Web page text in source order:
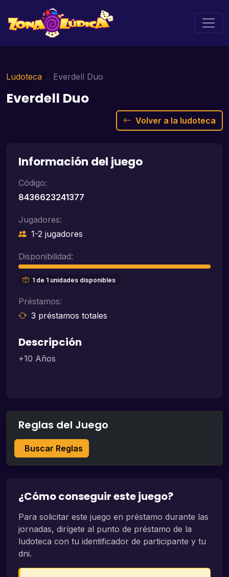
Ludoteca Everdell Duo
Everdell Duo
Volver a la ludoteca
Información del juego
Código:
8436623241377
Jugadores:
1-2 jugadores
Disponibilidad:
1 de 1 unidades disponibles
Préstamos:
3 préstamos totales
Descripción
+10 Años
Reglas del Juego
Buscar Reglas
¿Cómo conseguir este juego?
Para solicitar este juego en préstamo durante las
jornadas, dirígete al punto de préstamo de la
ludoteca con tu identificador de participante y tu
dni.